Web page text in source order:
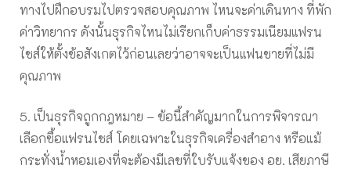
ทางไปฝึกอบรมไปตรวจสอบคุณภาพ ไหนจะค่าเดินทาง ที่พัก
ค่าวิทยากร ดังนั้นธุรกิจไหนไม่เรียกเก็บค่าธรรมเนียมแฟรน
ไชส์ให้ตั้งข้อสังเกตไว้ก่อนเลยว่าอาจจะเป็นแฟนชายที่ไม่มี
คุณภาพ
5. เป็นธุรกิจถูกกฎหมาย – ข้อนี้สำคัญมากในการพิจารณา
เลือกซื้อแฟรนไชส์ โดยเฉพาะในธุรกิจเครื่องสำอาง หรือแม้
กระทั่งน้ำหอมเองที่จะต้องมีเลขที่ใบรับแจ้งของ อย. เสียภาษี